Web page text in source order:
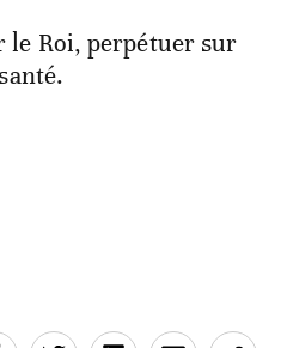
le Roi, perpétuer sur